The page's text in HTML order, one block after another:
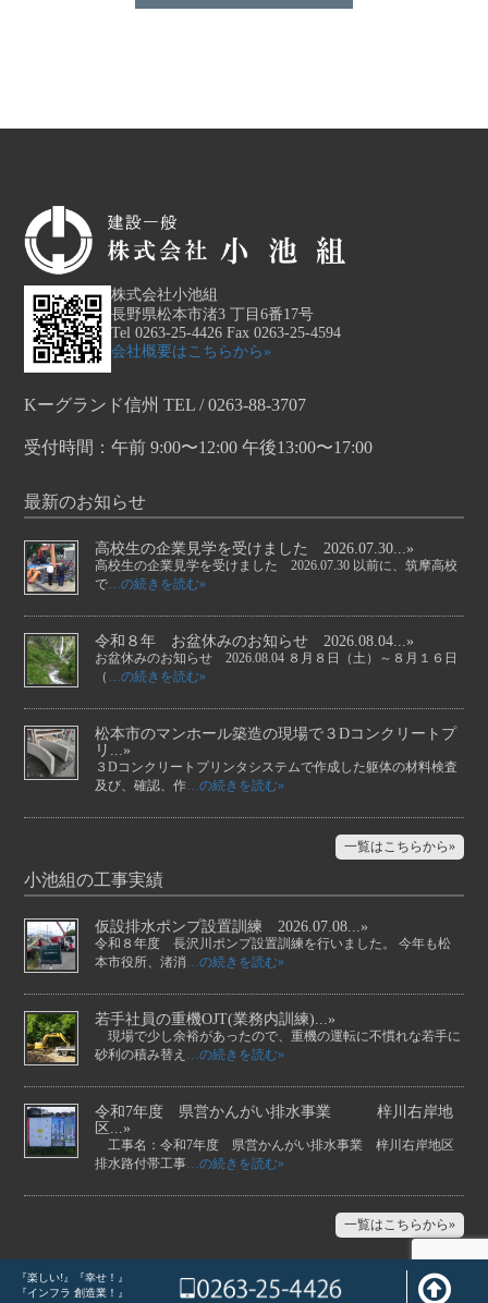
株式会社小池組
長野県松本市渚3 丁目6番17号
Tel 0263-25-4426 Fax 0263-25-4594
会社概要はこちらから»
Kーグランド信州 TEL / 0263-88-3707
受付時間：午前 9:00〜12:00 午後13:00〜17:00
最新のお知らせ
高校生の企業見学を受けました 2026.07.30...»
高校生の企業見学を受けました 2026.07.30 以前に、筑摩高校
で…の続きを読む»
令和８年 お盆休みのお知らせ 2026.08.04...»
お盆休みのお知らせ 2026.08.04 ８月８日（土）～８月１６日
（ …の続きを読む»
松本市のマンホール築造の現場で３Dコンクリートプ
リ...»
３Dコンクリートプリンタシステムで作成した躯体の材料検査
及び、確認、作…の続きを読む»
一覧はこちらから»
小池組の工事実績
仮設排水ポンプ設置訓練 2026.07.08...»
令和８年度 長沢川ポンプ設置訓練を行いました。 今年も松
本市役所、渚消…の続きを読む»
若手社員の重機OJT(業務内訓練)...»
現場で少し余裕があったので、重機の運転に不慣れな若手に
砂利の積み替え …の続きを読む»
令和7年度 県営かんがい排水事業 梓川右岸地
区...»
工事名：令和7年度 県営かんがい排水事業 梓川右岸地区
排水路付帯工事…の続きを読む»
一覧はこちらから»
『楽しい!』『幸せ！』
『インフラ 創造業！』